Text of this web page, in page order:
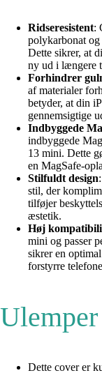
Ridseresistent:
polykarbonat
Dette sikrer, at
ny ud i længere
Forhindrer
af materialer
betyder, at din
gennemsigtige
Indbyggede
indbyggede
13 mini. Dette
en MagSafe-
Stilfuldt design
stil, der
tilføjer
æstetik.
Høj
mini og passer
sikrer en
forstyrre
Ulemper
Dette cover er